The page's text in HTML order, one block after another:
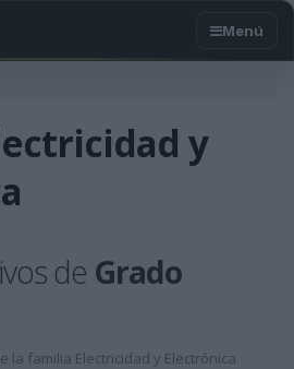
y
de Grado
la familia Electricidad y Electrónica